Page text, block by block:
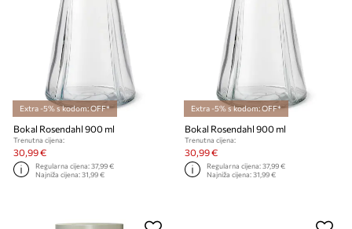
Extra -5% s kodom: OFF*
Bokal Rosendahl 900 ml
Trenutna cijena:
30,99 €
Regularna cijena:37,99 €
Najniža cijena:31,99 €
Extra -5% s kodom: OFF*
Bokal Rosendahl 900 ml
Trenutna cijena:
30,99 €
Regularna cijena:37,99 €
Najniža cijena:31,99 €